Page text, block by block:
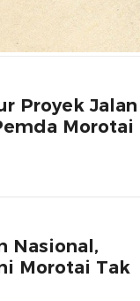
Proyek Jalan
Morotai
Nasional,
Morotai Tak